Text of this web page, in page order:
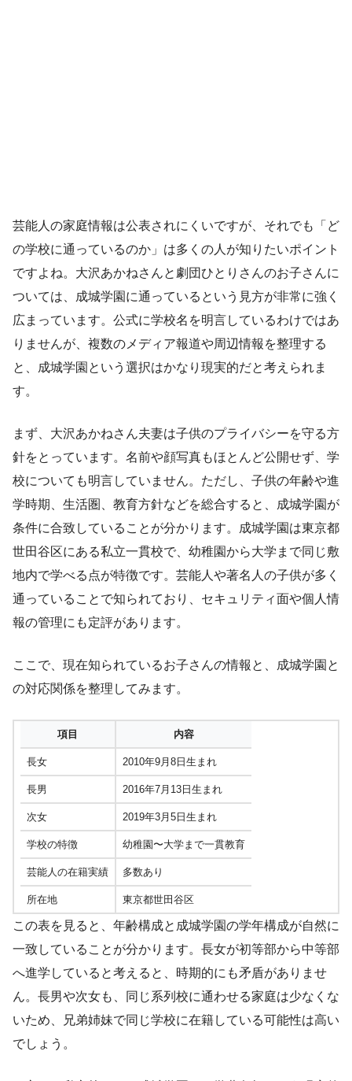
芸能人の家庭情報は公表されにくいですが、それでも「ど
の学校に通っているのか」は多くの人が知りたいポイント
ですよね。大沢あかねさんと劇団ひとりさんのお子さんに
ついては、成城学園に通っているという見方が非常に強く
広まっています。公式に学校名を明言しているわけではあ
りませんが、複数のメディア報道や周辺情報を整理する
と、成城学園という選択はかなり現実的だと考えられま
す。
まず、大沢あかねさん夫妻は子供のプライバシーを守る方
針をとっています。名前や顔写真もほとんど公開せず、学
校についても明言していません。ただし、子供の年齢や進
学時期、生活圏、教育方針などを総合すると、成城学園が
条件に合致していることが分かります。成城学園は東京都
世田谷区にある私立一貫校で、幼稚園から大学まで同じ敷
地内で学べる点が特徴です。芸能人や著名人の子供が多く
通っていることで知られており、セキュリティ面や個人情
報の管理にも定評があります。
ここで、現在知られているお子さんの情報と、成城学園と
の対応関係を整理してみます。
項目 内容
長女 2010年9月8日生まれ
長男 2016年7月13日生まれ
次女 2019年3月5日生まれ
学校の特徴 幼稚園〜大学まで一貫教育
芸能人の在籍実績 多数あり
所在地 東京都世田谷区
この表を見ると、年齢構成と成城学園の学年構成が自然に
一致していることが分かります。長女が初等部から中等部
へ進学していると考えると、時期的にも矛盾がありませ
ん。長男や次女も、同じ系列校に通わせる家庭は少なくな
いため、兄弟姉妹で同じ学校に在籍している可能性は高い
でしょう。